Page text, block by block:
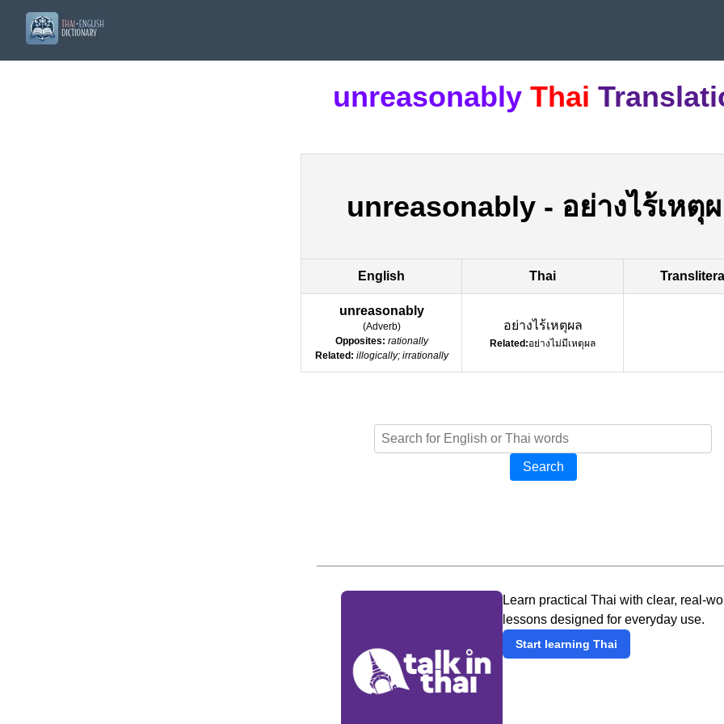
unreasonably Thai
unreasonably - อย่างไร้เหตุ
English Thai
unreasonably
(Adverb)
Opposites: rationally
Related: illogically; irrationally
อย่างไร้เหตุผล
Related:อย่างไม่มีเหตุผล
Search
Learn practical Thai with clear, real-
lessons designed for everyday use.
Start learning Thai